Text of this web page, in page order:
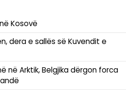
Kosovë
dera e sallës së Kuvendit e
në Arktik, Belgjika dërgon forca